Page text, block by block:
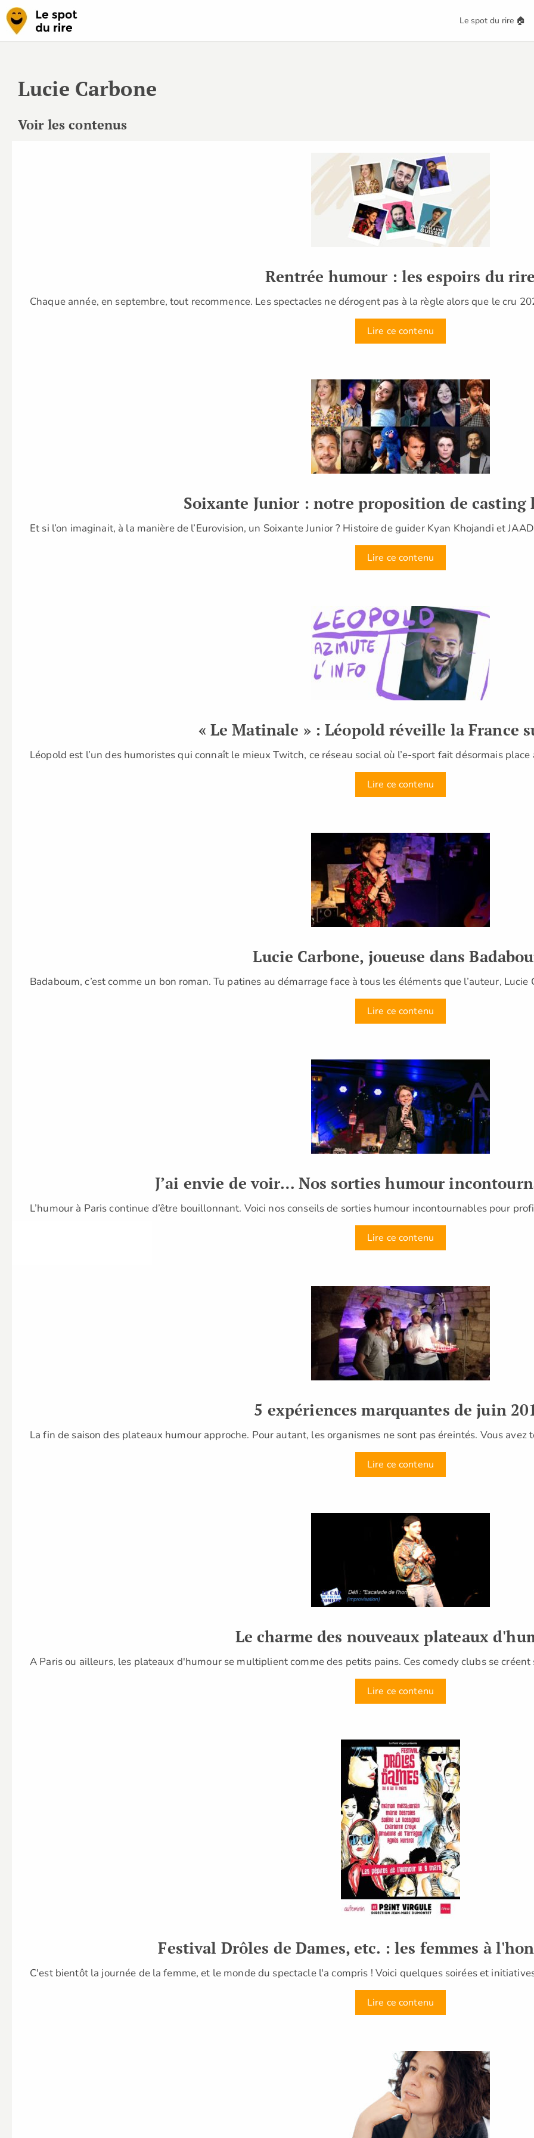
Le spot du rire 🏠
Lucie Carbone
Voir les contenus
Rentrée humour : les espoirs du rire
Chaque année, en septembre, tout recommence. Les spectacles ne dérogent pas à la règle alors que le cru
Lire ce contenu
Soixante Junior : notre proposition de casting
Et si l’on imaginait, à la manière de l’Eurovision, un Soixante Junior ? Histoire de guider Kyan Khojandi et
Lire ce contenu
« Le Matinale » : Léopold réveille la France
Léopold est l’un des humoristes qui connaît le mieux Twitch, ce réseau social où l’e-sport fait désormais place
Lire ce contenu
Lucie Carbone, joueuse dans
Badaboum, c’est comme un bon roman. Tu patines au démarrage face à tous les éléments que l’auteur, Lucie
Lire ce contenu
J’ai envie de voir… Nos sorties humour
L’humour à Paris continue d’être bouillonnant. Voici nos conseils de sorties humour incontournables pour
Lire ce contenu
5 expériences marquantes de juin
La fin de saison des plateaux humour approche. Pour autant, les organismes ne sont pas éreintés. Vous avez
Lire ce contenu
Le charme des nouveaux plateaux
A Paris ou ailleurs, les plateaux d'humour se multiplient comme des petits pains. Ces comedy clubs se
Lire ce contenu
Festival Drôles de Dames, etc. : les femmes à
C'est bientôt la journée de la femme, et le monde du spectacle l'a compris ! Voici quelques soirées et
Lire ce contenu